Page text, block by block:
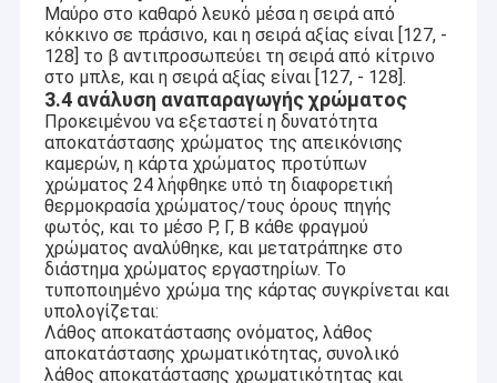
Μαύρο στο καθαρό λευκό μέσα η σειρά από
κόκκινο σε πράσινο, και η σειρά αξίας είναι [127, -
128] το β αντιπροσωπεύει τη σειρά από κίτρινο
στο μπλε, και η σειρά αξίας είναι [127, - 128].
3.4 ανάλυση αναπαραγωγής χρώματος
Προκειμένου να εξεταστεί η δυνατότητα
αποκατάστασης χρώματος της απεικόνισης
καμερών, η κάρτα χρώματος προτύπων
χρώματος 24 λήφθηκε υπό τη διαφορετική
θερμοκρασία χρώματος/τους όρους πηγής
φωτός, και το μέσο Ρ, Γ, Β κάθε φραγμού
χρώματος αναλύθηκε, και μετατράπηκε στο
διάστημα χρώματος εργαστηρίων. Το
τυποποιημένο χρώμα της κάρτας συγκρίνεται και
υπολογίζεται:
Λάθος αποκατάστασης ονόματος, λάθος
αποκατάστασης χρωματικότητας, συνολικό
λάθος αποκατάστασης χρωματικότητας και